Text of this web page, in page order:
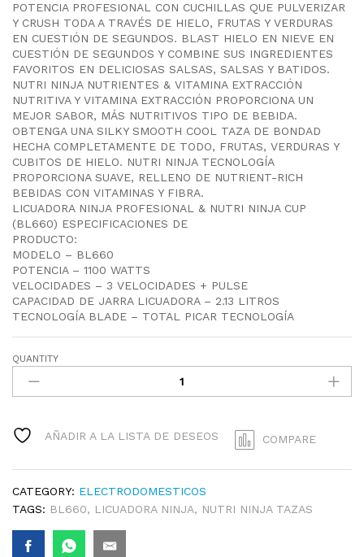
POTENCIA PROFESIONAL CON CUCHILLAS QUE PULVERIZAR
Y CRUSH TODA A TRAVÉS DE HIELO, FRUTAS Y VERDURAS
EN CUESTIÓN DE SEGUNDOS. BLAST HIELO EN NIEVE EN
CUESTIÓN DE SEGUNDOS Y COMBINE SUS INGREDIENTES
FAVORITOS EN DELICIOSAS SALSAS, SALSAS Y BATIDOS.
NUTRI NINJA NUTRIENTES & VITAMINA EXTRACCIÓN
NUTRITIVA Y VITAMINA EXTRACCIÓN PROPORCIONA UN
MEJOR SABOR, MÁS NUTRITIVOS TIPO DE BEBIDA.
OBTENGA UNA SILKY SMOOTH COOL TAZA DE BONDAD
HECHA COMPLETAMENTE DE TODO, FRUTAS, VERDURAS Y
CUBITOS DE HIELO. NUTRI NINJA TECNOLOGÍA
PROPORCIONA SUAVE, RELLENO DE NUTRIENT-RICH
BEBIDAS CON VITAMINAS Y FIBRA.
LICUADORA NINJA PROFESIONAL & NUTRI NINJA CUP
(BL660) ESPECIFICACIONES DE
PRODUCTO:
MODELO – BL660
POTENCIA – 1100 WATTS
VELOCIDADES – 3 VELOCIDADES + PULSE
CAPACIDAD DE JARRA LICUADORA – 2.13 LITROS
TECNOLOGÍA BLADE – TOTAL PICAR TECNOLOGÍA
LICUADORA
PROFESIONAL
NINJA
QUANTITY
QUANTITY
AÑADIR A LA LISTA DE DESEOS COMPARE
CATEGORY: ELECTRODOMESTICOS
TAGS: BL660, LICUADORA NINJA, NUTRI NINJA TAZAS